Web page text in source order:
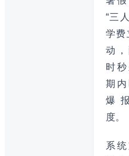
“三
学费
动
时
期内
爆
度。
系